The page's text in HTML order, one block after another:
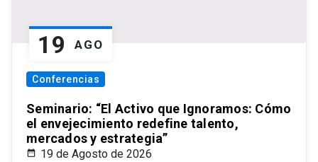
19 AGO
Conferencias
Seminario: “El Activo que Ignoramos: Cómo
el envejecimiento redefine talento,
mercados y estrategia”
19 de Agosto de 2026